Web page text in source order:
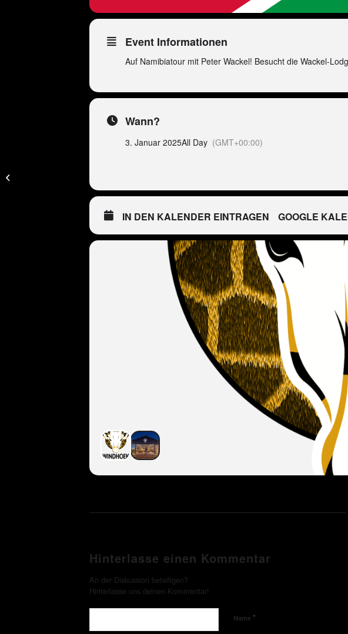
Event Informationen
Auf Namibiatour mit Peter Wackel! Besucht die Wackel-
Wann?
3. Januar 2025All Day (GMT+00:00)
IN DEN KALENDER EINTRAGEN GOOGLE
Hinterlasse einen Kommentar
An der Diskussion beteiligen?
Hinterlasse uns deinen Kommentar!
Name *
Windhoek Game Camp